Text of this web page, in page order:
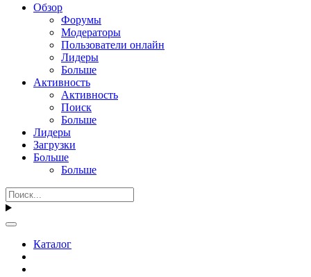
Обзор
Форумы
Модераторы
Пользователи онлайн
Лидеры
Больше
Активность
Активность
Поиск
Больше
Лидеры
Загрузки
Больше
Больше
Каталог